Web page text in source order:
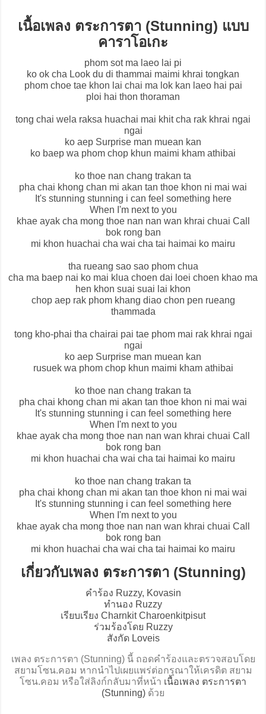
เนื้อเพลง ตระการตา (Stunning) แบบ
คาราโอเกะ
phom sot ma laeo lai pi
ko ok cha Look du di thammai maimi khrai tongkan
phom choe tae khon lai chai ma lok kan laeo hai pai
ploi hai thon thoraman
tong chai wela raksa huachai mai khit cha rak khrai ngai
ngai
ko aep Surprise man muean kan
ko baep wa phom chop khun maimi kham athibai
ko thoe nan chang trakan ta
pha chai khong chan mi akan tan thoe khon ni mai wai
It's stunning stunning i can feel something here
When I'm next to you
khae ayak cha mong thoe nan nan wan khrai chuai Call
bok rong ban
mi khon huachai cha wai cha tai haimai ko mairu
tha rueang sao sao phom chua
cha ma baep nai ko mai klua choen dai loei choen khao ma
hen khon suai suai lai khon
chop aep rak phom khang diao chon pen rueang
thammada
tong kho-phai tha chairai pai tae phom mai rak khrai ngai
ngai
ko aep Surprise man muean kan
rusuek wa phom chop khun maimi kham athibai
ko thoe nan chang trakan ta
pha chai khong chan mi akan tan thoe khon ni mai wai
It's stunning stunning i can feel something here
When I'm next to you
khae ayak cha mong thoe nan nan wan khrai chuai Call
bok rong ban
mi khon huachai cha wai cha tai haimai ko mairu
ko thoe nan chang trakan ta
pha chai khong chan mi akan tan thoe khon ni mai wai
It's stunning stunning i can feel something here
When I'm next to you
khae ayak cha mong thoe nan nan wan khrai chuai Call
bok rong ban
mi khon huachai cha wai cha tai haimai ko mairu
เกี่ยวกับเพลง ตระการตา (Stunning)
คำร้อง Ruzzy, Kovasin
ทำนอง Ruzzy
เรียบเรียง Charnkit Charoenkitpisut
ร่วมร้องโดย Ruzzy
สังกัด Loveis
เพลง ตระการตา (Stunning) นี้ ถอดคำร้องและตรวจสอบโดย
สยามโซน.คอม หากนำไปเผยแพร่ต่อกรุณาให้เครดิต สยาม
โซน.คอม หรือใส่ลิงก์กลับมาที่หน้า เนื้อเพลง ตระการตา
(Stunning) ด้วย